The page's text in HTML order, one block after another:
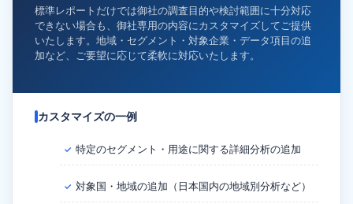
標準レポートだけでは御社の調査目的や検討範囲に十分対応
できない場合も、御社専用の内容にカスタマイズしてご提供
いたします。地域・セグメント・対象企業・データ項目の追
加など、ご要望に応じて柔軟に対応いたします。
カスタマイズの一例
✓ 特定のセグメント・用途に関する詳細分析の追加
✓ 対象国・地域の追加（日本国内の地域別分析など）